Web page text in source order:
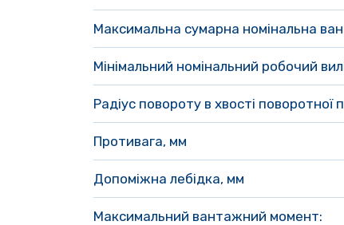
Максимальна сумарна номінальна
Мінімальний номінальний робочий
Радіус повороту в хвості поворотної
Противага, мм
Допоміжна лебідка, мм
Максимальний вантажний момент: